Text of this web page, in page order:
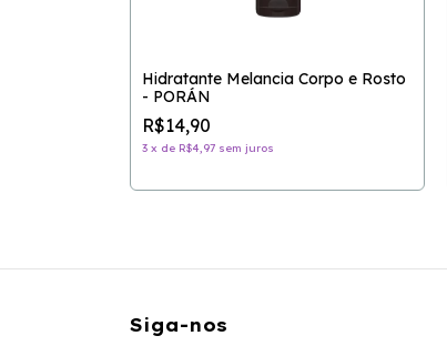
Hidratante Melancia Corpo e Rosto
- PORÁN
R$14,90
3 x de R$4,97 sem juros
Siga-nos